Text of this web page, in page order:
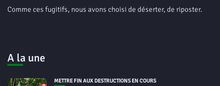
Comme ces fugitifs, nous avons choisi de déserter, de riposter.
A la une
METTRE FIN AUX DESTRUCTIONS EN COURS